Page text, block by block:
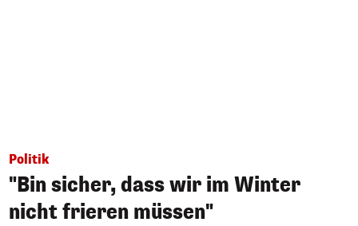
Politik
"Bin sicher, dass wir im Winter
nicht frieren müssen"